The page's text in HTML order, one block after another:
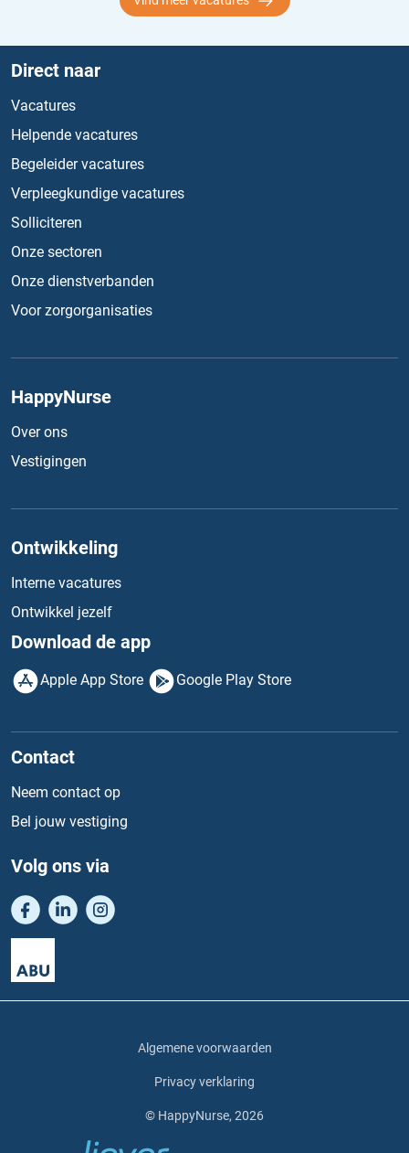
Direct naar
Vacatures
Helpende vacatures
Begeleider vacatures
Verpleegkundige vacatures
Solliciteren
Onze sectoren
Onze dienstverbanden
Voor zorgorganisaties
HappyNurse
Over ons
Vestigingen
Ontwikkeling
Interne vacatures
Ontwikkel jezelf
Download de app
Apple App Store Google Play Store
Contact
Neem contact op
Bel jouw vestiging
Volg ons via
Algemene voorwaarden
Privacy verklaring
© HappyNurse, 2026